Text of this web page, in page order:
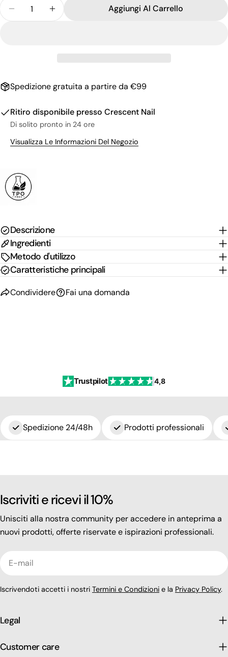
Diminuisci La Quantità Per Gel Polish 8ml Flaming
Aumenta La Quantità Per Gel Polish 8ml
Aggiungi Al Carrello
Spedizione gratuita a partire da €99
Ritiro disponibile presso Crescent Nail
Di solito pronto in 24 ore
Visualizza Le Informazioni Del Negozio
Descrizione
Ingredienti
Metodo d'utilizzo
Caratteristiche principali
Condividere
Condividi
su
Facebook
Condividi
su
X
Pin
su
Pinterest
Fai una domanda
Fai una domanda
tuo
Il
messaggio
Trustpilot 4,8
Spedizione 24/48h Prodotti professionali
Iscriviti e ricevi il 10%
Unisciti alla nostra community per accedere in anteprima a
nuovi prodotti, offerte riservate e ispirazioni professionali.
Iscrivendoti accetti i nostri Termini e Condizioni e la Privacy Policy.
Legal
Customer care